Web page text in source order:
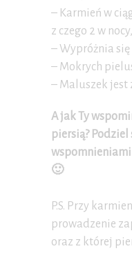
– Karmień w
z czego 2 w nocy,
– Wypróżnia się
– Mokrych
– Maluszek jest
A jak Ty
piersią? Podziel
🙂
P.S. Przy
prowadzenie
oraz z której